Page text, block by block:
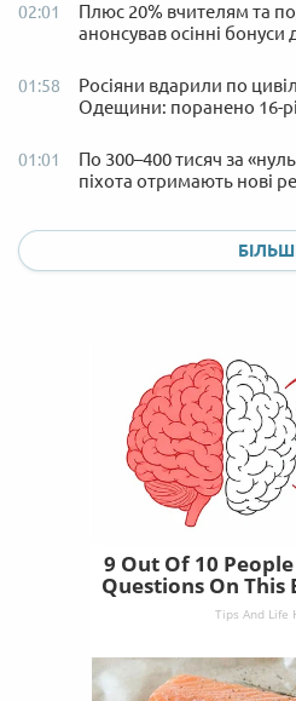
02:01
Плюс 20% вчителям та
анонсував осінні бонуси
01:58
Росіяни вдарили по
Одещини: поранено 16-
01:01
По 300–400 тисяч за
піхота отримають нові
9 Out Of 10
Questions On This
Tips And Life